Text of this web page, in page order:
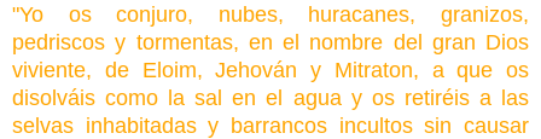
"Yo os conjuro, nubes, huracanes, granizos,
pedriscos y tormentas, en el nombre del gran Dios
viviente, de Eloim, Jehován y Mitraton, a que os
disolváis como la sal en el agua y os retiréis a las
selvas inhabitadas y barrancos incultos sin causar